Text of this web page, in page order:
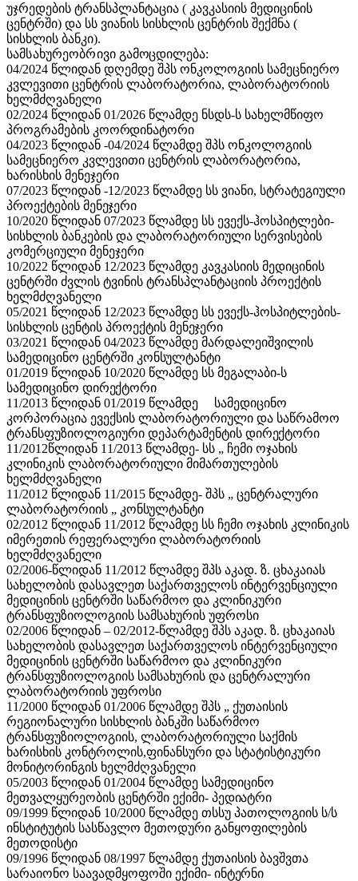
უჯრედების ტრანსპლანტაცია ( კავკასიის მედიცინის
ცენტრში) და სს ვიანის სისხლის ცენტრის შექმნა (
სისხლის ბანკი).
სამსახურეობრივი გამოცდილება:
04/2024 წლიდან დღემდე შპს ონკოლოგიის სამეცნიერო
კვლევითი ცენტრის ლაბორატორია, ლაბორატორიის
ხელმძღვანელი
02/2024 წლიდან 01/2026 წლამდე ნსდს-ს სახელმწიფო
პროგრამების კოორდინატორი
04/2023 წლიდან -04/2024 წლამდე შპს ონკოლოგიის
სამეცნიერო კვლევითი ცენტრის ლაბორატორია,
ხარისხის მენეჯერი
07/2023 წლიდან -12/2023 წლამდე სს ვიანი, სტრატეგიული
პროექტების მენეჯერი
10/2020 წლიდან 07/2023 წლამდე სს ევექს-ჰოსპიტლები-
სისხლის ბანკების და ლაბორატორიული სერვისების
კომერციული მენეჯერი
10/2022 წლიდან 12/2023 წლამდე კავკასიის მედიცინის
ცენტრში ძვლის ტვინის ტრანსპლანტაციის პროექტის
ხელმძღვანელი
05/2021 წლიდან 12/2023 წლამდე სს ევექს-ჰოსპიტლების-
სისხლის ცენტის პროექტის მენეჯერი
03/2021 წლიდან 04/2023 წლამდე მარდალეიშვილის
სამედიცინო ცენტრში კონსულტანტი
01/2019 წლიდან 10/2020 წლამდე სს მეგალაბი-ს
სამედიცინო დირექტორი
11/2013 წლიდან 01/2019 წლამდე სამედიცინო
კორპორაცია ევექსის ლაბორატორიული და საწრამოო
ტრანსფუზიოლოგიური დეპარტამენტის დირექტორი
11/2012წლიდან 11/2013 წლამდე- სს „ ჩემი ოჯახის
კლინიკის ლაბორატორიული მიმართულების
ხელმძღვანელი
11/2012 წლიდან 11/2015 წლამდე- შპს „ ცენტრალური
ლაბორატორიის „ კონსულტანტი
02/2012 წლიდან 11/2012 წლამდე სს ჩემი ოჯახის კლინიკის
იმერეთის რეფერალური ლაბორატორიის
ხელმძღვანელი
02/2006-წლიდან 11/2012 წლამდე შპს აკად. ზ. ცხაკაიას
სახელობის დასავლეთ საქართველოს ინტერვენციული
მედიცინის ცენტრში საწარმოო და კლინიკური
ტრანსფუზიოლოგიის სამსახურის უფროსი
02/2006 წლიდან – 02/2012-წლამდე შპს აკად. ზ. ცხაკაიას
სახელობის დასავლეთ საქართველოს ინტერვენციული
მედიცინის ცენტრში საწარმოო და კლინიკური
ტრანსფუზიოლოგიის სამსახურის და ცენტრალური
ლაბორატორიის უფროსი
11/2000 წლიდან 01/2006 წლამდე შპს „ ქუთაისის
რეგიონალური სისხლის ბანკში საწარმოო
ტრანსფუზიოლოგიის, ლაბორატორიული საქმის
ხარისხის კონტროლის,ფინანსური და სტატისტიკური
მონიტორინგის ხელმძღვანელი
05/2003 წლიდან 01/2004 წლამდე სამედიცინო
მეთვალყურეობის ცენტრში ექიმი- პედიატრი
09/1999 წლიდან 10/2000 წლამდე თსსუ პათოლოგიის ს/ს
ინსტიტუტის სასწავლო მეთოდური განყოფილების
მეთოდისტი
09/1996 წლიდან 08/1997 წლამდე ქუთაისის ბავშვთა
სარაიონო საავადმყოფოში ექიმი- ინტერნი